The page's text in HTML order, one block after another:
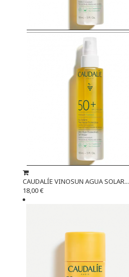
CAUDALÍE VINOSUN AGUA SOLAR...
18,00 €